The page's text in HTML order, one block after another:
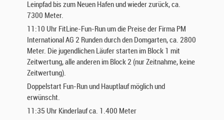
Leinpfad bis zum Neuen Hafen und wieder zurück, ca.
7300 Meter.
11:10 Uhr FitLine-Fun-Run um die Preise der Firma PM
International AG 2 Runden durch den Domgarten, ca. 2800
Meter. Die jugendlichen Läufer starten im Block 1 mit
Zeitwertung, alle anderen im Block 2 (nur Zeitnahme, keine
Zeitwertung).
Doppelstart Fun-Run und Hauptlauf möglich und
erwünscht.
11:35 Uhr Kinderlauf ca. 1.400 Meter